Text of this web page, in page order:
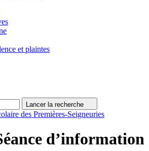
et plaintes
Lancer la recherche
d’information